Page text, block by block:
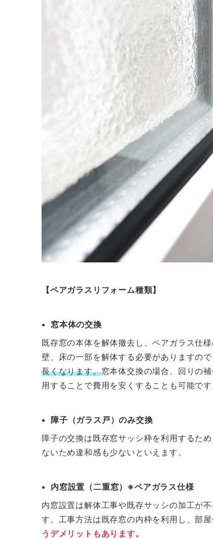
【ペアガラスリフォーム種類】
窓本体の交換
既存窓の本体を解体撤去し、ペアガラス仕
壁、床の一部を解体する必要がありますので
長くなります。窓本体交換の場合、回りの
用することで費用を安くすることも可能です
障子（ガラス戸）のみ交換
障子の交換は既存窓サッシ枠を利用するた
ないため違和感も少ないといえます。
内窓設置（二重窓）※ペアガラス仕様
内窓設置は解体工事や既存サッシの加工が
す。工事方法は既存窓の内枠を利用し、部
うデメリットもあります。